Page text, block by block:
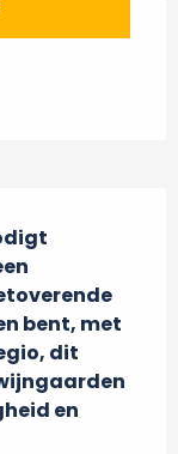
bent, met
dit
en